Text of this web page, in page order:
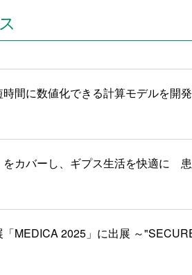
間に数値化できる計算モデルを開
カバーし、ギプス生活を快適に
MEDICA 2025」に出展 ～